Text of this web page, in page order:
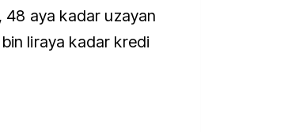
48 aya kadar uzayan
liraya kadar kredi